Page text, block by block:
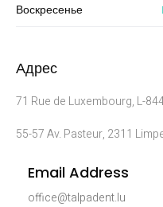
Воскресенье
Адрес
71 Rue de Luxembourg, L-
55-57 Av. Pasteur, 2311
Email Address
office@talpadent.lu